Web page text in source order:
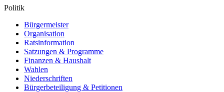
Politik
Bürgermeister
Organisation
Ratsinformation
Satzungen & Programme
Finanzen & Haushalt
Wahlen
Niederschriften
Bürgerbeteiligung & Petitionen